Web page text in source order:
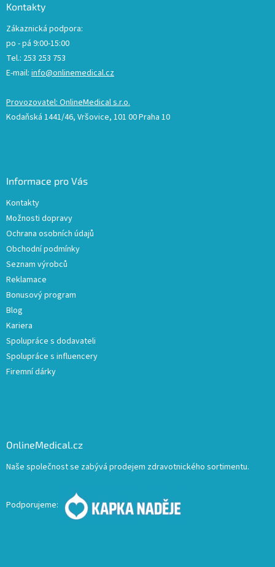
Kontakty
Zákaznická podpora:
po - pá 9:00-15:00
Tel.: 253 253 753
E-mail: info@onlinemedical.cz
Provozovatel: OnlineMedical s.r.o.
Kodaňská 1441/46, Vršovice, 101 00 Praha 10
Informace pro Vás
Kontakty
Možnosti dopravy
Ochrana osobních údajů
Obchodní podmínky
Seznam výrobců
Reklamace
Bonusový program
Blog
Kariera
Spolupráce s dodavateli
Spolupráce s influencery
Firemní dárky
OnlineMedical.cz
Naše společnost se zabývá prodejem zdravotnického sortimentu.
Podporujeme: